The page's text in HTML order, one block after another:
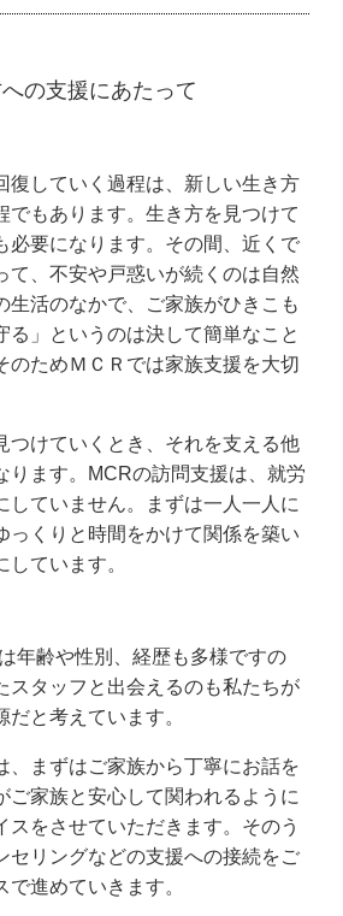
の支援にあたって
していく過程は、新しい生き方
でもあります。生き方を見つけて
必要になります。その間、近くで
て、不安や戸惑いが続くのは自然
生活のなかで、ご家族がひきこも
る」というのは決して簡単なこと
のためＭＣＲでは家族支援を大切
けていくとき、それを支える他
ります。MCRの訪問支援は、就労
していません。まずは一人一人に
っくりと時間をかけて関係を築い
ています。
年齢や性別、経歴も多様ですの
スタッフと出会えるのも私たちが
と考えています。
まずはご家族から丁寧にお話を
ご家族と安心して関われるように
スをさせていただきます。そのう
セリングなどの支援への接続をご
進めていきます。